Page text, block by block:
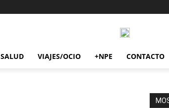
SALUD VIAJES/OCIO +NPE CONTACTO